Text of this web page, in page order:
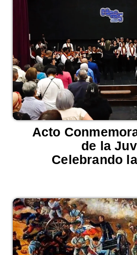
Acto
de la
Celebrando